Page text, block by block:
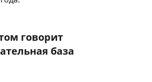
говорит
база